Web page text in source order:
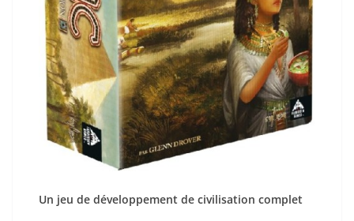
Un jeu de développement de civilisation complet